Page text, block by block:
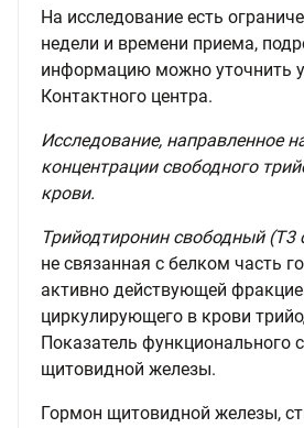
На исследование есть
недели и времени приема,
информацию можно уточнить
Контактного центра.
Исследование, направленное
концентрации свободного
крови.
Трийодтиронин свободный (Т3
не связанная с белком часть
активно действующей
циркулирующего в крови
Показатель функционального
щитовидной железы.
Гормон щитовидной железы,